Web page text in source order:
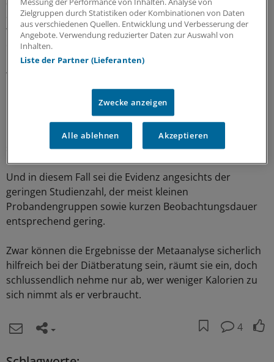
auf die unterschiedlichen Studiendesigns, die
verschiedenen Diäten mit und ohne Kalorienrestriktion,
die meist nur suboptimale Studienqualität, die
unterschiedliche Diättreue der Probanden sowie die
verschiedenen Interventionsstrategien.
Entsprechend fällt auch das Urteil der Internistin Wendy
L. Bennett von der John-Hopkins-Universität in New York
in ihrem Editorial aus. "Eine Metaanalyse ist immer nur
so gut wie die ausgewerteten Studien", schreibt sie.
Und in diesem Fall sei die Evidenz angesichts der
geringen Studienzahl, der meist kleinen
Probandengruppen sowie kurzen Beobachtungsdauer
entsprechend gering.
Zwar können die Ergebnisse der Metaanalyse sicherlich
hilfreich bei der Diätberatung sein, räumt sie ein, doch
schlussendlich nehme nur ab, wer weniger Kalorien zu
sich nimmt als er verbraucht.
4
Zielgruppen durch Statistiken oder Kombinationen von Daten
aus verschiedenen Quellen. Entwicklung und Verbesserung der
Angebote. Verwendung reduzierter Daten zur Auswahl von
Inhalten.
Liste der Partner (Lieferanten)
Zwecke anzeigen
Alle ablehnen Akzeptieren